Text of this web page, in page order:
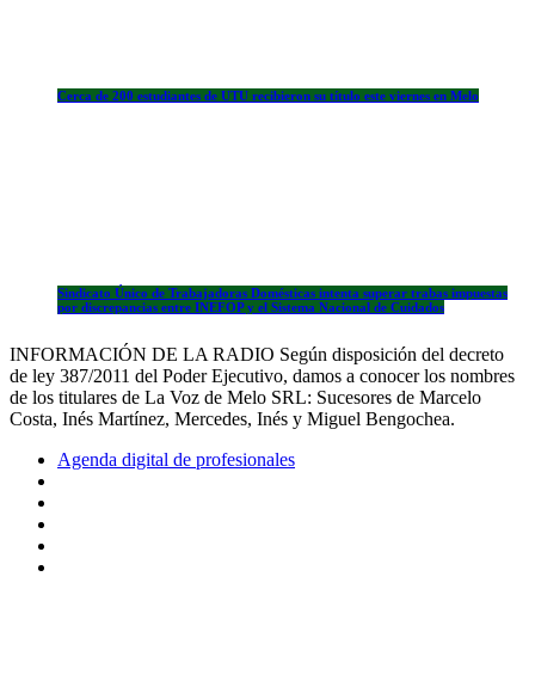
Cerca de 200 estudiantes de UTU recibieron su título este viernes en Melo
Sindicato Único de Trabajadoras Domésticas intenta superar trabas impuestas
por discrepancias entre INEFOP y el Sistema Nacional de Cuidados
INFORMACIÓN DE LA RADIO Según disposición del decreto
de ley 387/2011 del Poder Ejecutivo, damos a conocer los nombres
de los titulares de La Voz de Melo SRL: Sucesores de Marcelo
Costa, Inés Martínez, Mercedes, Inés y Miguel Bengochea.
Agenda digital de profesionales